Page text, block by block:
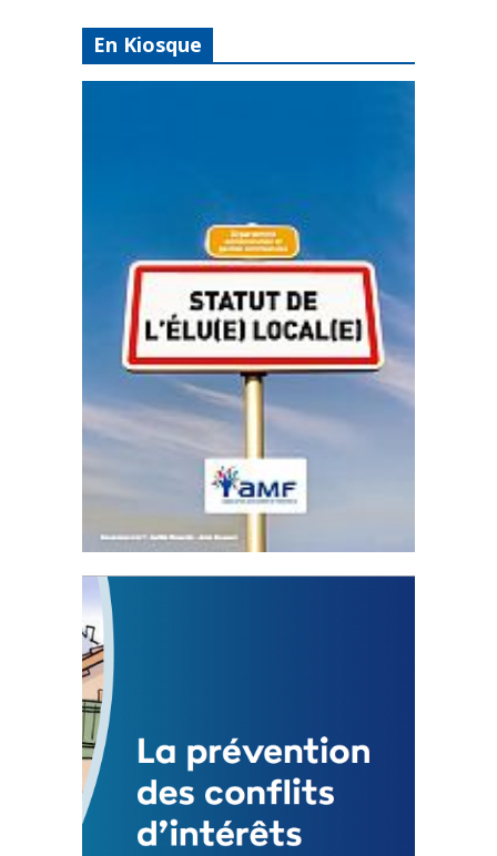
En Kiosque
Statut de l’élu local
3 avril 2024
Mise à jour avril 2024
FEUILLETER